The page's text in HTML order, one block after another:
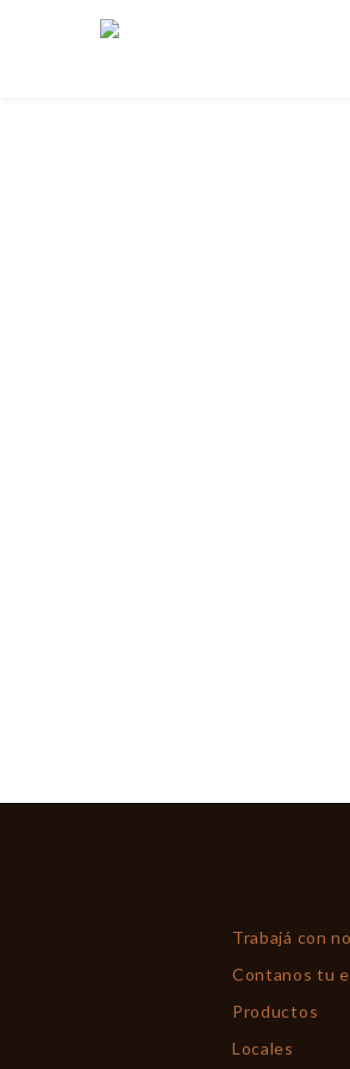
Trabajá con
Contanos tu
Productos
Locales